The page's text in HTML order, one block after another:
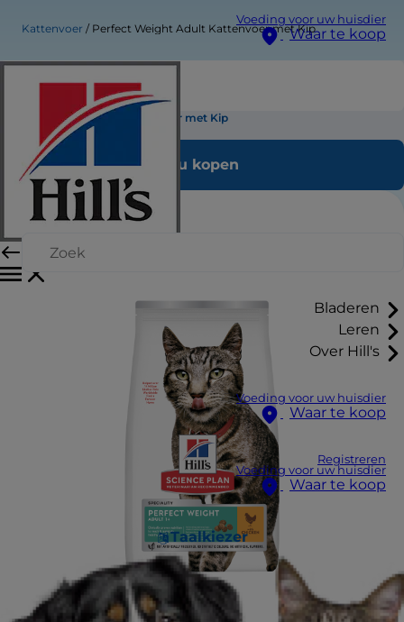
Voeding voor uw huisdier
Waar te koop
Bladeren
Leren
Over Hill's
Voeding voor uw huisdier
Waar te koop
Registreren
Voeding voor uw huisdier
Waar te koop
Taalkiezer
Kattenvoer Perfect Weight Adult Kattenvoer met Kip
Perfect Weight Adult Kattenvoer met Kip
Nu kopen